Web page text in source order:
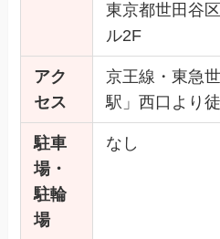
東京都世田谷
ル2F
アク
セス
京王線・東急
駅」西口より
駐車
場・
駐輪
場
なし